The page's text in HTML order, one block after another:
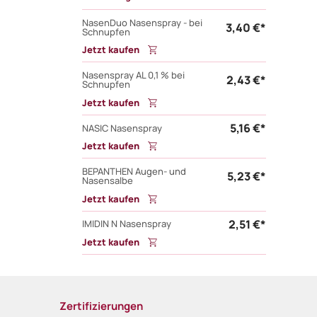
NasenDuo Nasenspray - bei
Schnupfen 3,40 €*
Jetzt kaufen
Nasenspray AL 0,1 % bei
Schnupfen 2,43 €*
Jetzt kaufen
NASIC Nasenspray
5,16 €*
Jetzt kaufen
BEPANTHEN Augen- und
Nasensalbe 5,23 €*
Jetzt kaufen
IMIDIN N Nasenspray
2,51 €*
Jetzt kaufen
Zertifizierungen